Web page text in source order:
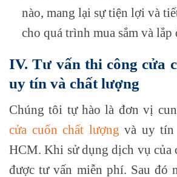
nào, mang lại sự tiện lợi và
cho quá trình mua sắm và lắp
IV. Tư vấn thi công cửa
uy tín và chất lượng
Chúng tôi tự hào là đơn vị
cửa cuốn chất lượng và uy tín
HCM. Khi sử dụng dịch vụ của
được tư vấn miễn phí. Sau đó